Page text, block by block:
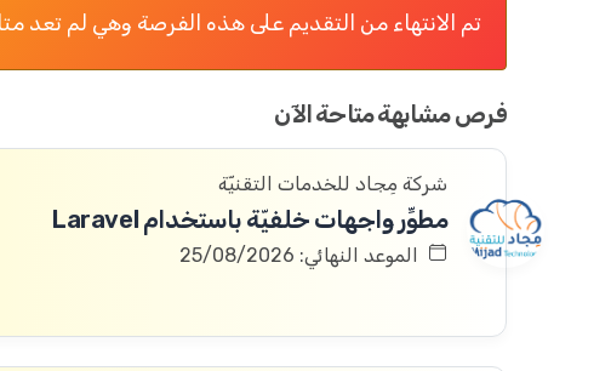
تم الانتهاء من التقديم على هذه الفرصة وهي لم تعد
فرص مشابهة متاحة الآن
شركة مِجاد للخدمات التقنيّة
مطوِّر واجهات خلفيّة باستخدام Laravel
الموعد النهائي: 25/08/2026